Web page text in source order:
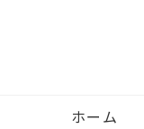
ホーム